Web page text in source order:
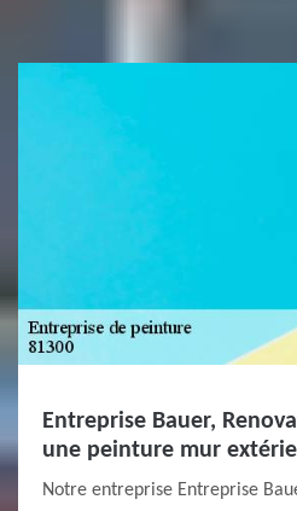
Entreprise Bauer,
une peinture mur
Notre entreprise Entreprise